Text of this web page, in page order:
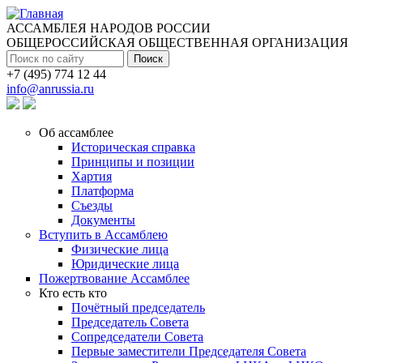
Перейти к основному содержанию
АССАМБЛЕЯ НАРОДОВ РОССИИ
ОБЩЕРОССИЙСКАЯ ОБЩЕСТВЕННАЯ ОРГАНИЗАЦИЯ
Поиск
+7 (495) 774 12 44
info@anrussia.ru
Об ассамблее
Историческая справка
Принципы и позиции
Хартия
Платформа
Съезды
Документы
Вступить в Ассамблею
Физические лица
Юридические лица
Пожертвование Ассамблее
Кто есть кто
Почётный председатель
Председатель Совета
Сопредседатели Совета
Первые заместители Председателя Совета